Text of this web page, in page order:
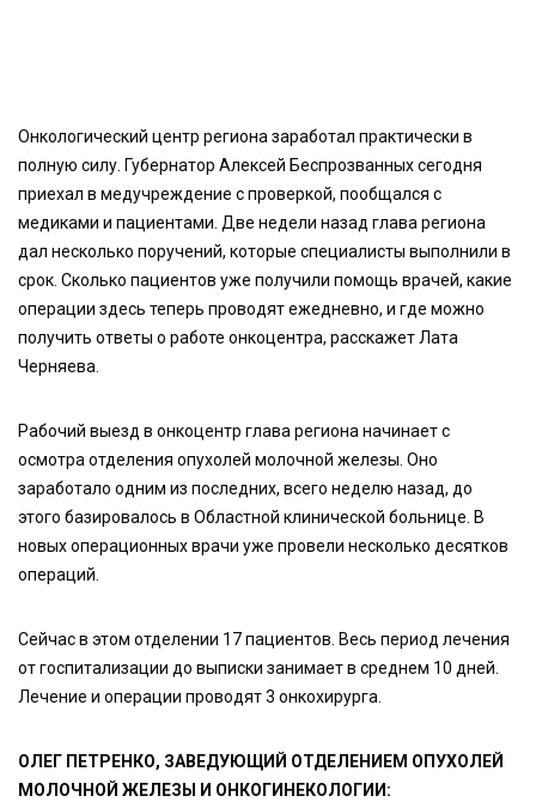
Онкологический центр региона заработал практически в
полную силу. Губернатор Алексей Беспрозванных сегодня
приехал в медучреждение с проверкой, пообщался с
медиками и пациентами. Две недели назад глава региона
дал несколько поручений, которые специалисты выполнили в
срок. Сколько пациентов уже получили помощь врачей, какие
операции здесь теперь проводят ежедневно, и где можно
получить ответы о работе онкоцентра, расскажет Лата
Черняева.
Рабочий выезд в онкоцентр глава региона начинает с
осмотра отделения опухолей молочной железы. Оно
заработало одним из последних, всего неделю назад, до
этого базировалось в Областной клинической больнице. В
новых операционных врачи уже провели несколько десятков
операций.
Сейчас в этом отделении 17 пациентов. Весь период лечения
от госпитализации до выписки занимает в среднем 10 дней.
Лечение и операции проводят 3 онкохирурга.
ОЛЕГ ПЕТРЕНКО, ЗАВЕДУЮЩИЙ ОТДЕЛЕНИЕМ ОПУХОЛЕЙ
МОЛОЧНОЙ ЖЕЛЕЗЫ И ОНКОГИНЕКОЛОГИИ: